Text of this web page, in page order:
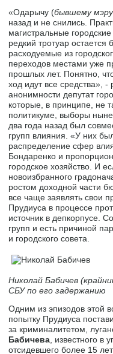
«Одарычу (бывшему
назад и не снились.
магистральные
редкий тротуар
расходуемые из
переходов местами уже
прошлых лет. Понятно,
ход идут все средства», -
анонимности депутат
которые, в принципе, не
политикуме, выборы
два года назад был
групп влияния. «У них
распределение сфер
Бондаренко и
городское хозяйство. И
новоизбранного
ростом доходной части
все чаще заявлять свои
Прудиуса в процессе
источник в депкорпусе.
групп и есть причиной
и городского совета.
Николай Бабичев
СБУ по его задержанию
Одним из эпизодов этой
попытку Прудиуса
за криминалитетом,
Бабичева , известного в
отсидевшего более 15